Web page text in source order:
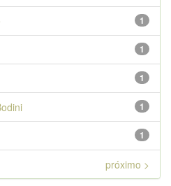
1
1
1
1
1
próximo >